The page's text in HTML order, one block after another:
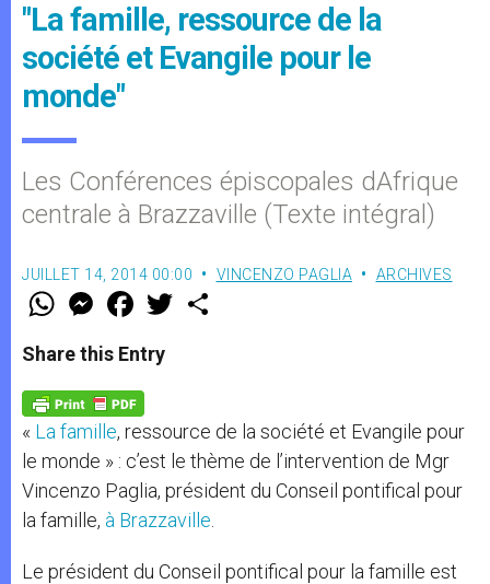
"La famille, ressource de la
société et Evangile pour le
monde"
Les Conférences épiscopales dAfrique
centrale à Brazzaville (Texte intégral)
JUILLET 14, 2014 00:00 VINCENZO PAGLIA ARCHIVES
W
t
s
p
p
M
e
s
e
g
e
r
F
a
e
b
o
k
w
Share this Entry
« La famille, ressource de la société et Evangile pour
le monde » : c’est le thème de l’intervention de Mgr
Vincenzo Paglia, président du Conseil pontifical pour
la famille, à Brazzaville
Le président du Conseil pontifical pour la famille est